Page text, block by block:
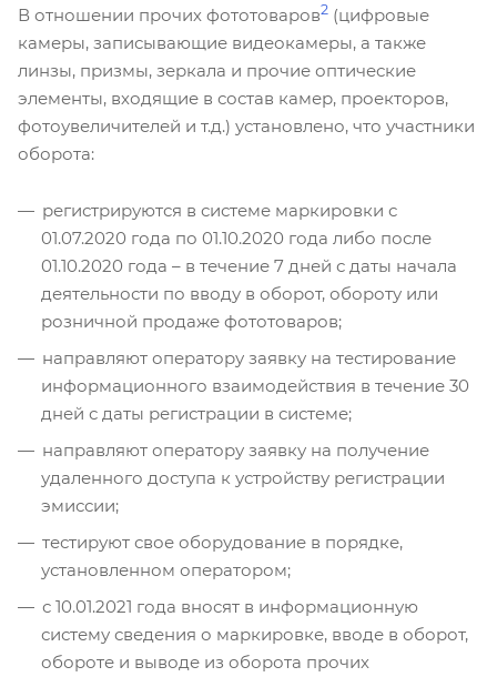
В отношении прочих фототоваров2 (цифровые
камеры, записывающие видеокамеры, а также
линзы, призмы, зеркала и прочие оптические
элементы, входящие в состав камер, проекторов,
фотоувеличителей и т.д.) установлено, что участники
оборота:
регистрируются в системе маркировки с
01.07.2020 года по 01.10.2020 года либо после
01.10.2020 года – в течение 7 дней с даты начала
деятельности по вводу в оборот, обороту или
розничной продаже фототоваров;
направляют оператору заявку на тестирование
информационного взаимодействия в течение 30
дней с даты регистрации в системе;
направляют оператору заявку на получение
удаленного доступа к устройству регистрации
эмиссии;
тестируют свое оборудование в порядке,
установленном оператором;
с 10.01.2021 года вносят в информационную
систему сведения о маркировке, вводе в оборот,
обороте и выводе из оборота прочих